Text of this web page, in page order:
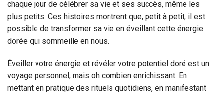
chaque jour de célébrer sa vie et ses succès, même les
plus petits. Ces histoires montrent que, petit à petit, il est
possible de transformer sa vie en éveillant cette énergie
dorée qui sommeille en nous.
Éveiller votre énergie et révéler votre potentiel doré est un
voyage personnel, mais oh combien enrichissant. En
mettant en pratique des rituels quotidiens, en manifestant